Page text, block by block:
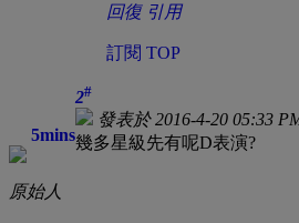
回復 引用
訂閱 TOP
5mins
原始人
2#
發表於 2016-4-20 05:33
幾多星級先有呢D表演?